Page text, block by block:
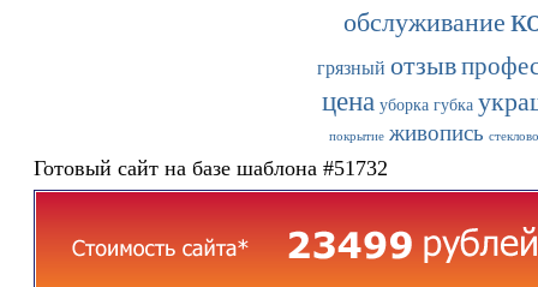
обслуживание
грязный отзыв
цена уборка губка
покрытие живопись
Готовый сайт на базе шаблона #51732